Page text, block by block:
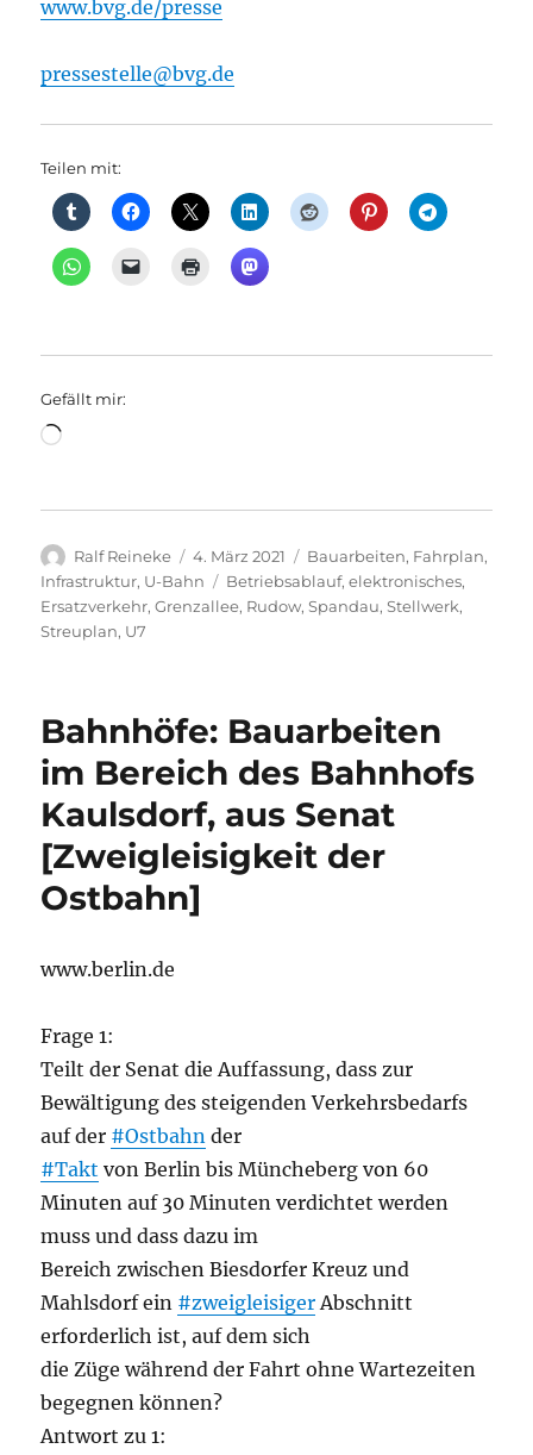
www.bvg.de/presse
pressestelle@bvg.de
Teilen mit:
Gefällt mir:
Wird
Autor
Ralf Reineke
Veröffentlicht
am
4. März 2021 Kategorien
Bauarbeiten, Fahrplan,
Infrastruktur, U-Bahn Schlagwörter
Betriebsablauf,elektronisches,
Ersatzverkehr,Grenzallee, Rudow,Spandau,Stellwerk,
Streuplan, U7
Bahnhöfe: Bauarbeiten
im Bereich des Bahnhofs
Kaulsdorf, aus Senat
[Zweigleisigkeit der
Ostbahn]
www.berlin.de
Frage 1:
Teilt der Senat die Auffassung, dass zur
Bewältigung des steigenden Verkehrsbedarfs
auf der #Ostbahn der
#Takt von Berlin bis Müncheberg von 60
Minuten auf 30 Minuten verdichtet werden
muss und dass dazu im
Bereich zwischen Biesdorfer Kreuz und
Mahlsdorf ein #zweigleisiger Abschnitt
erforderlich ist, auf dem sich
die Züge während der Fahrt ohne Wartezeiten
begegnen können?
Antwort zu 1: